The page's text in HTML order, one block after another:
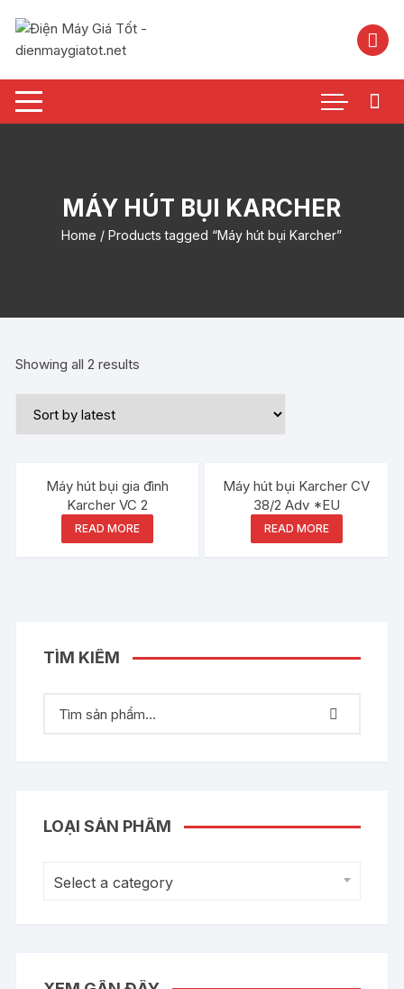
nội
MÁY HÚT BỤI KARCHER
Home / Products tagged “Máy hút bụi Karcher”
Showing all 2 results
Máy hút bụi gia đình
Karcher VC 2
READ MORE
Máy hút bụi Karcher CV
38/2 Adv *EU
READ MORE
TÌM KIẾM
LOẠI SẢN PHẨM
Select a category